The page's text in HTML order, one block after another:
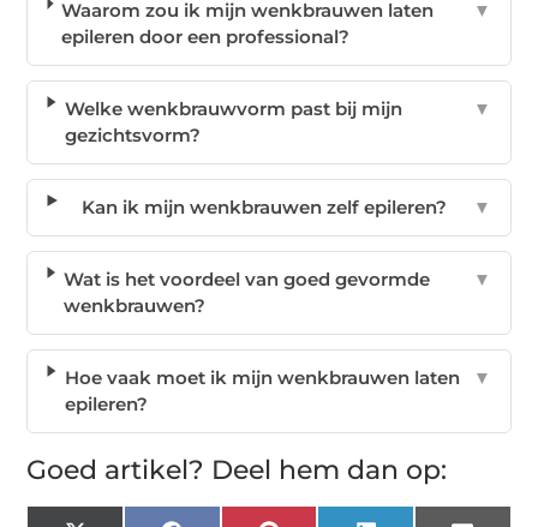
Waarom zou ik mijn wenkbrauwen laten
epileren door een professional?
▼
Welke wenkbrauwvorm past bij mijn
gezichtsvorm?
▼
Kan ik mijn wenkbrauwen zelf epileren? ▼
Wat is het voordeel van goed gevormde
wenkbrauwen?
▼
Hoe vaak moet ik mijn wenkbrauwen laten
epileren?
▼
Goed artikel? Deel hem dan op: